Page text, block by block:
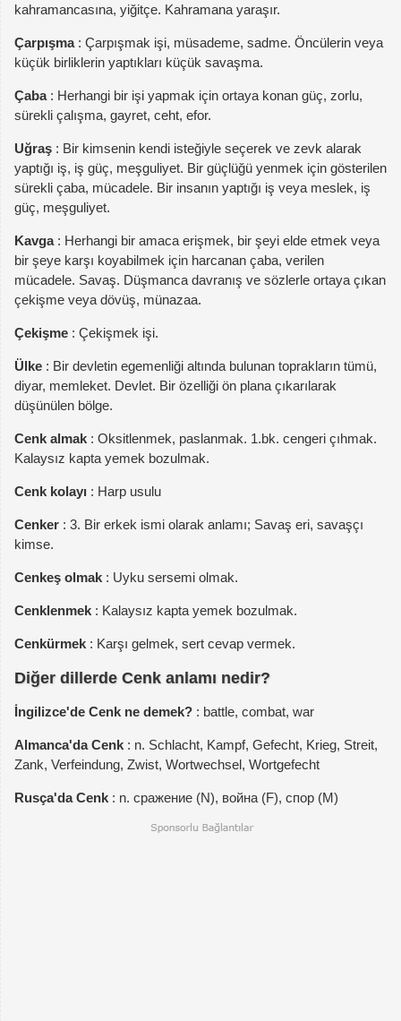
kahramancasına, yiğitçe. Kahramana yaraşır.
Çarpışma: Çarpışmak işi, müsademe, sadme. Öncülerin veya
küçük birliklerin yaptıkları küçük savaşma.
Çaba: Herhangi bir işi yapmak için ortaya konan güç, zorlu,
sürekli çalışma, gayret, ceht, efor.
Uğraş : Bir kimsenin kendi isteğiyle seçerek ve zevk alarak
yaptığı iş, iş güç, meşguliyet. Bir güçlüğü yenmek için gösterilen
sürekli çaba, mücadele. Bir insanın yaptığı iş veya meslek, iş
güç, meşguliyet.
Kavga: Herhangi bir amaca erişmek, bir şeyi elde etmek veya
bir şeye karşı koyabilmek için harcanan çaba, verilen
mücadele. Savaş. Düşmanca davranış ve sözlerle ortaya çıkan
çekişme veya dövüş, münazaa.
Çekişme : Çekişmek işi.
Ülke : Bir devletin egemenliği altında bulunan toprakların tümü,
diyar, memleket. Devlet. Bir özelliği ön plana çıkarılarak
düşünülen bölge.
Cenk almak : Oksitlenmek, paslanmak. 1.bk. cengeri çıhmak.
Kalaysız kapta yemek bozulmak.
Cenk kolayı : Harp usulu
Cenker : 3. Bir erkek ismi olarak anlamı; Savaş eri, savaşçı
kimse.
Cenkeş olmak : Uyku sersemi olmak.
Cenklenmek : Kalaysız kapta yemek bozulmak.
Cenkürmek : Karşı gelmek, sert cevap vermek.
Diğer dillerde Cenk anlamı nedir?
İngilizce'de Cenk ne demek? : battle, combat, war
Almanca'da Cenk : n. Schlacht, Kampf, Gefecht, Krieg, Streit,
Zank, Verfeindung, Zwist, Wortwechsel, Wortgefecht
Rusça'da Cenk : n. сражение (N), война (F), спор (M)